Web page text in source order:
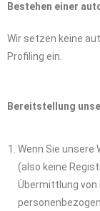
Bestehen einer
Wir setzen keine
Profiling ein.
Bereitstellung
Wenn Sie
(also keine
Übermittlung von